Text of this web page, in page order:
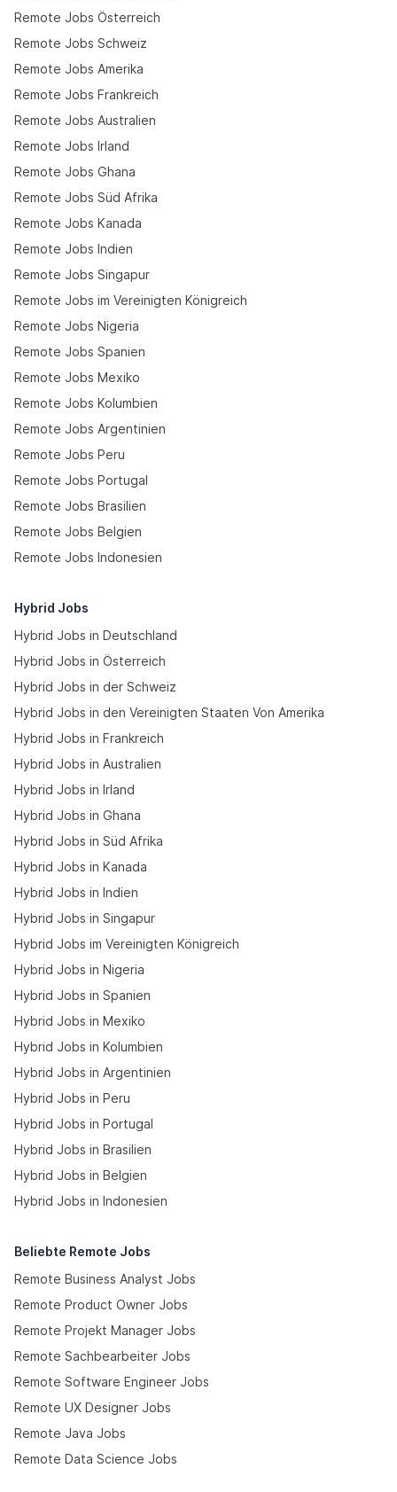
Remote Jobs Österreich
Remote Jobs Schweiz
Remote Jobs Amerika
Remote Jobs Frankreich
Remote Jobs Australien
Remote Jobs Irland
Remote Jobs Ghana
Remote Jobs Süd Afrika
Remote Jobs Kanada
Remote Jobs Indien
Remote Jobs Singapur
Remote Jobs im Vereinigten Königreich
Remote Jobs Nigeria
Remote Jobs Spanien
Remote Jobs Mexiko
Remote Jobs Kolumbien
Remote Jobs Argentinien
Remote Jobs Peru
Remote Jobs Portugal
Remote Jobs Brasilien
Remote Jobs Belgien
Remote Jobs Indonesien
Hybrid Jobs
Hybrid Jobs in Deutschland
Hybrid Jobs in Österreich
Hybrid Jobs in der Schweiz
Hybrid Jobs in den Vereinigten Staaten Von Amerika
Hybrid Jobs in Frankreich
Hybrid Jobs in Australien
Hybrid Jobs in Irland
Hybrid Jobs in Ghana
Hybrid Jobs in Süd Afrika
Hybrid Jobs in Kanada
Hybrid Jobs in Indien
Hybrid Jobs in Singapur
Hybrid Jobs im Vereinigten Königreich
Hybrid Jobs in Nigeria
Hybrid Jobs in Spanien
Hybrid Jobs in Mexiko
Hybrid Jobs in Kolumbien
Hybrid Jobs in Argentinien
Hybrid Jobs in Peru
Hybrid Jobs in Portugal
Hybrid Jobs in Brasilien
Hybrid Jobs in Belgien
Hybrid Jobs in Indonesien
Beliebte Remote Jobs
Remote Business Analyst Jobs
Remote Product Owner Jobs
Remote Projekt Manager Jobs
Remote Sachbearbeiter Jobs
Remote Software Engineer Jobs
Remote UX Designer Jobs
Remote Java Jobs
Remote Data Science Jobs